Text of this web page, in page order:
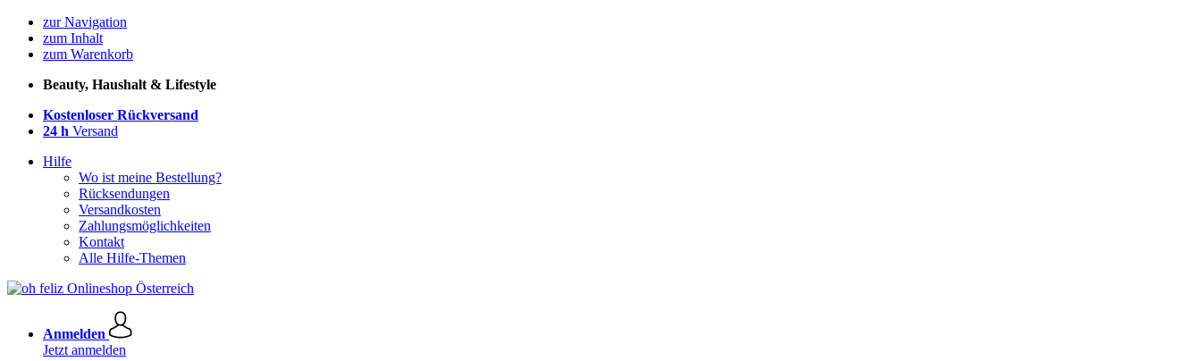
zur Navigation
zum Inhalt
zum Warenkorb
Beauty, Haushalt & Lifestyle
Kostenloser Rückversand
24 h Versand
Hilfe
Wo ist meine Bestellung?
Rücksendungen
Versandkosten
Zahlungsmöglichkeiten
Kontakt
Alle Hilfe-Themen
Anmelden
Jetzt anmelden